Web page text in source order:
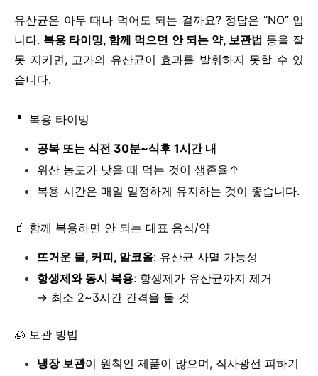
유산균은 아무 때나 먹어도 되는 걸까요? 정답은 “NO” 입
니다. 복용 타이밍, 함께 먹으면 안 되는 약, 보관법 등을 잘
못 지키면, 고가의 유산균이 효과를 발휘하지 못할 수 있
습니다.
💊 복용 타이밍
공복 또는 식전 30분~식후 1시간 내
위산 농도가 낮을 때 먹는 것이 생존율↑
복용 시간은 매일 일정하게 유지하는 것이 좋습니다.
🧃 함께 복용하면 안 되는 대표 음식/약
뜨거운 물, 커피, 알코올: 유산균 사멸 가능성
항생제와 동시 복용: 항생제가 유산균까지 제거
→ 최소 2~3시간 간격을 둘 것
🧊 보관 방법
냉장 보관이 원칙인 제품이 많으며, 직사광선 피하기